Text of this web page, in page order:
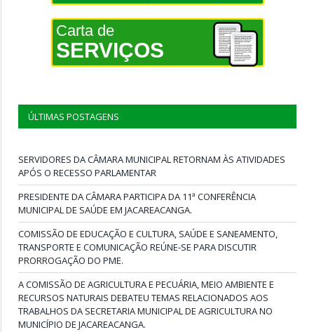
Carta de
SERVIÇOS
ÚLTIMAS POSTAGENS
SERVIDORES DA CÂMARA MUNICIPAL RETORNAM ÀS ATIVIDADES
APÓS O RECESSO PARLAMENTAR
PRESIDENTE DA CÂMARA PARTICIPA DA 11ª CONFERÊNCIA
MUNICIPAL DE SAÚDE EM JACAREACANGA.
COMISSÃO DE EDUCAÇÃO E CULTURA, SAÚDE E SANEAMENTO,
TRANSPORTE E COMUNICAÇÃO REÚNE-SE PARA DISCUTIR
PRORROGAÇÃO DO PME.
A COMISSÃO DE AGRICULTURA E PECUÁRIA, MEIO AMBIENTE E
RECURSOS NATURAIS DEBATEU TEMAS RELACIONADOS AOS
TRABALHOS DA SECRETARIA MUNICIPAL DE AGRICULTURA NO
MUNICÍPIO DE JACAREACANGA.